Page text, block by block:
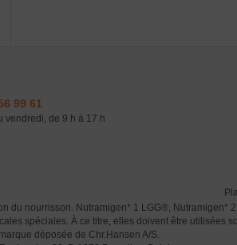
99 61
vendredi, de 9 h à 17 h
du nourrisson. Nutramigen* 1 LGG®,
spéciales. À ce titre, elles doivent être utilisées
déposée de Chr.Hansen A/S.